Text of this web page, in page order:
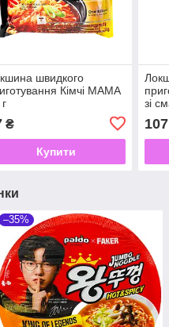
швидкого
Кімчі МАМА
₴
Купити
зі
107
–35%